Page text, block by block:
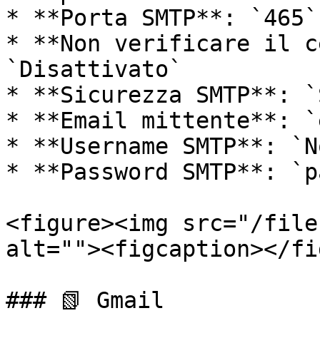
* **Porta SMTP**: `465`
* **Non verificare il
`Disattivato`
* **Sicurezza SMTP**:
* **Email mittente**:
* **Username SMTP**:
* **Password SMTP**:
<figure><img src="/files/
alt=""><figcaption></
### 📗 Gmail